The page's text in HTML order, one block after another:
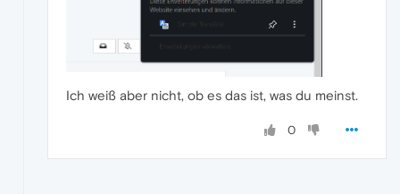
Ich weiß aber nicht, ob es das ist, was du meinst.
0